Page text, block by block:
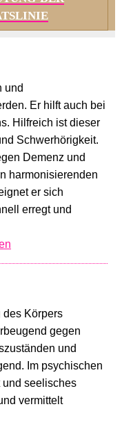
und
Er hilft auch bei
Hilfreich ist dieser
Schwerhörigkeit.
Demenz und
harmonisierenden
er sich
erregt und
des Körpers
gegen
und
Im psychischen
und seelisches
vermittelt